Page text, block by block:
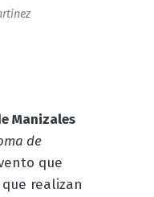
Manizales
de
que
realizan